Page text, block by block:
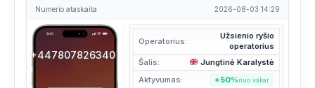
Numerio ataskaita 2026-08-03 14:29
+447807826340
Operatorius:
Užsienio ryšio
operatorius
Šalis:
Jungtinė Karalystė
Aktyvumas:
+50%nuo vakar